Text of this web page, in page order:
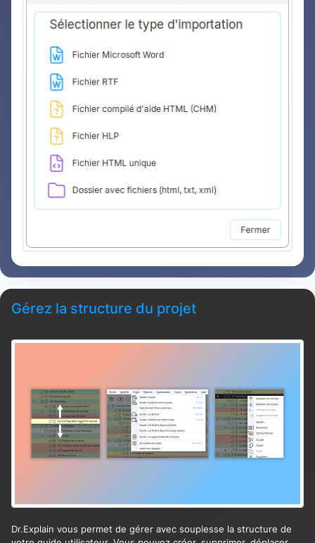
Gérez la structure du projet
Dr.Explain vous permet de gérer avec souplesse la structure de